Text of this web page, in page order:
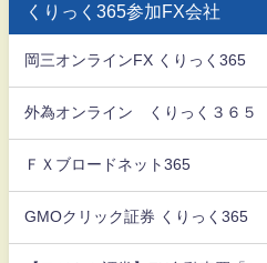
くりっく365参加FX会社
岡三オンラインFX くりっく365
外為オンライン くりっく３６５
ＦＸブロードネット365
GMOクリック証券 くりっく365